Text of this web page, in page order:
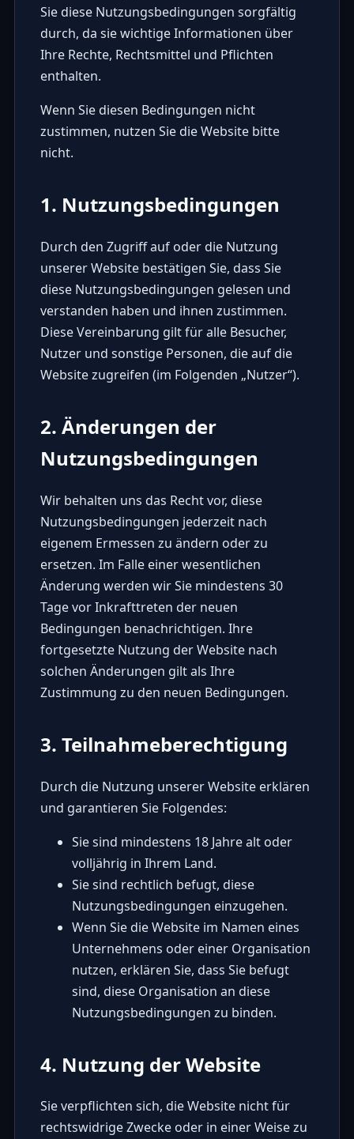
Sie diese Nutzungsbedingungen sorgfältig
durch, da sie wichtige Informationen über
Ihre Rechte, Rechtsmittel und Pflichten
enthalten.
Wenn Sie diesen Bedingungen nicht
zustimmen, nutzen Sie die Website bitte
nicht.
1. Nutzungsbedingungen
Durch den Zugriff auf oder die Nutzung
unserer Website bestätigen Sie, dass Sie
diese Nutzungsbedingungen gelesen und
verstanden haben und ihnen zustimmen.
Diese Vereinbarung gilt für alle Besucher,
Nutzer und sonstige Personen, die auf die
Website zugreifen (im Folgenden „Nutzer“).
2. Änderungen der
Nutzungsbedingungen
Wir behalten uns das Recht vor, diese
Nutzungsbedingungen jederzeit nach
eigenem Ermessen zu ändern oder zu
ersetzen. Im Falle einer wesentlichen
Änderung werden wir Sie mindestens 30
Tage vor Inkrafttreten der neuen
Bedingungen benachrichtigen. Ihre
fortgesetzte Nutzung der Website nach
solchen Änderungen gilt als Ihre
Zustimmung zu den neuen Bedingungen.
3. Teilnahmeberechtigung
Durch die Nutzung unserer Website erklären
und garantieren Sie Folgendes:
Sie sind mindestens 18 Jahre alt oder
volljährig in Ihrem Land.
Sie sind rechtlich befugt, diese
Nutzungsbedingungen einzugehen.
Wenn Sie die Website im Namen eines
Unternehmens oder einer Organisation
nutzen, erklären Sie, dass Sie befugt
sind, diese Organisation an diese
Nutzungsbedingungen zu binden.
4. Nutzung der Website
Sie verpflichten sich, die Website nicht für
rechtswidrige Zwecke oder in einer Weise zu